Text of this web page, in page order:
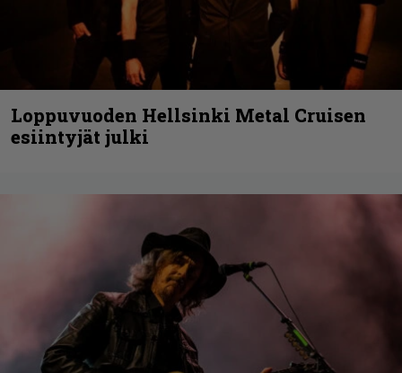
Loppuvuoden Hellsinki Metal Cruisen
esiintyjät julki